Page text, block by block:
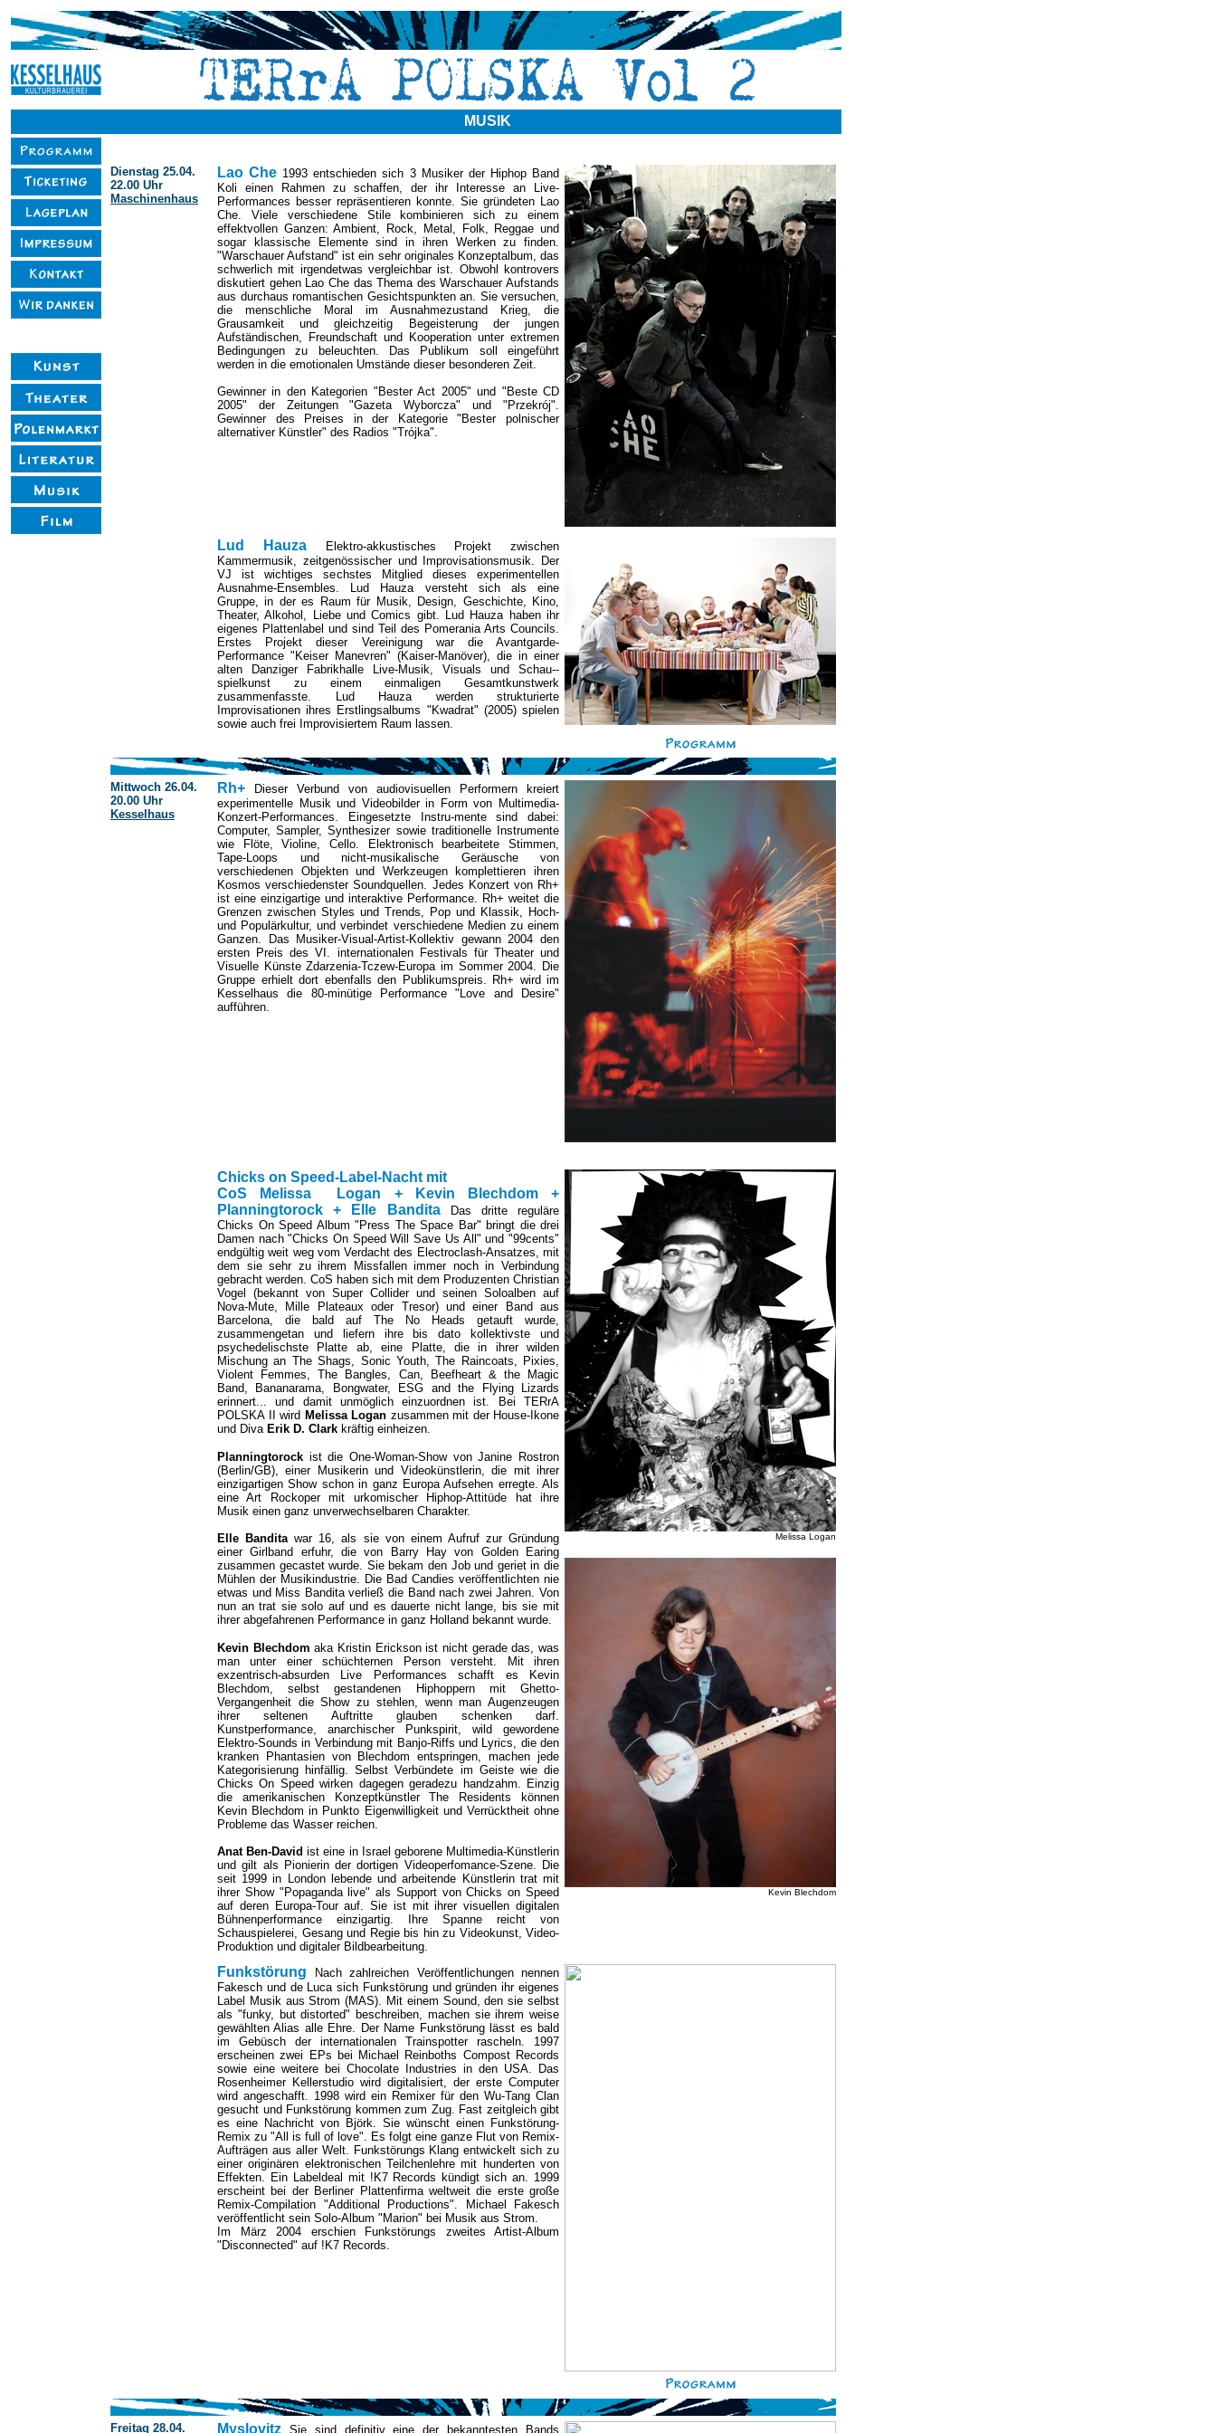
MUSIK
Dienstag 25.04.
22.00 Uhr
Maschinenhaus
Lao Che 1993 entschieden sich 3 Musiker der Hiphop Band
Koli einen Rahmen zu schaffen, der ihr Interesse an Live-
Performances besser repräsentieren konnte. Sie gründeten Lao
Che. Viele verschiedene Stile kombinieren sich zu einem
effektvollen Ganzen: Ambient, Rock, Metal, Folk, Reggae und
sogar klassische Elemente sind in ihren Werken zu finden.
"Warschauer Aufstand" ist ein sehr originales Konzeptalbum, das
schwerlich mit irgendetwas vergleichbar ist. Obwohl kontrovers
diskutiert gehen Lao Che das Thema des Warschauer Aufstands
aus durchaus romantischen Gesichtspunkten an. Sie versuchen,
die menschliche Moral im Ausnahmezustand Krieg, die
Grausamkeit und gleichzeitig Begeisterung der jungen
Aufständischen, Freundschaft und Kooperation unter extremen
Bedingungen zu beleuchten. Das Publikum soll eingeführt
werden in die emotionalen Umstände dieser besonderen Zeit.
Gewinner in den Kategorien "Bester Act 2005" und "Beste CD
2005" der Zeitungen "Gazeta Wyborcza" und "Przekrój".
Gewinner des Preises in der Kategorie "Bester polnischer
alternativer Künstler" des Radios "Trójka".
Lud HauzaElektro-akkustisches Projekt zwischen
Kammermusik, zeitgenössischer und Improvisationsmusik. Der
VJ ist wichtiges sechstes Mitglied dieses experimentellen
Ausnahme-Ensembles. Lud Hauza versteht sich als eine
Gruppe, in der es Raum für Musik, Design, Geschichte, Kino,
Theater, Alkohol, Liebe und Comics gibt. Lud Hauza haben ihr
eigenes Plattenlabel und sind Teil des Pomerania Arts Councils.
Erstes Projekt dieser Vereinigung war die Avantgarde-
Performance "Keiser Manevren" (Kaiser-Manöver), die in einer
alten Danziger Fabrikhalle Live-Musik, Visuals und Schau--
spielkunst zu einem einmaligen Gesamtkunstwerk
zusammenfasste. Lud Hauza werden strukturierte
Improvisationen ihres Erstlingsalbums "Kwadrat" (2005) spielen
sowie auch frei Improvisiertem Raum lassen.
Mittwoch 26.04.
20.00 Uhr
Kesselhaus
R h+ Dieser Verbund von audiovisuellen Performern kreiert
experimentelle Musik und Videobilder in Form von Multimedia-
Konzert-Performances. Eingesetzte Instru-mente sind dabei:
Computer, Sampler, Synthesizer sowie traditionelle Instrumente
wie Flöte, Violine, Cello. Elektronisch bearbeitete Stimmen,
Tape-Loops und nicht-musikalische Geräusche von
verschiedenen Objekten und Werkzeugen komplettieren ihren
Kosmos verschiedenster Soundquellen. Jedes Konzert von Rh+
ist eine einzigartige und interaktive Performance. Rh+ weitet die
Grenzen zwischen Styles und Trends, Pop und Klassik, Hoch-
und Populärkultur, und verbindet verschiedene Medien zu einem
Ganzen. Das Musiker-Visual-Artist-Kollektiv gewann 2004 den
ersten Preis des VI. internationalen Festivals für Theater und
Visuelle Künste Zdarzenia-Tczew-Europa im Sommer 2004. Die
Gruppe erhielt dort ebenfalls den Publikumspreis. Rh+ wird im
Kesselhaus die 80-minütige Performance "Love and Desire"
aufführen.
Chicks on Speed-Label-Nacht mit
CoS Melissa Logan + Kevin Blechdom +
Planningtorock + Elle BanditaDas dritte reguläre
Chicks On Speed Album "Press The Space Bar" bringt die drei
Damen nach "Chicks On Speed Will Save Us All" und "99cents"
endgültig weit weg vom Verdacht des Electroclash-Ansatzes, mit
dem sie sehr zu ihrem Missfallen immer noch in Verbindung
gebracht werden. CoS haben sich mit dem Produzenten Christian
Vogel (bekannt von Super Collider und seinen Soloalben auf
Nova-Mute, Mille Plateaux oder Tresor) und einer Band aus
Barcelona, die bald auf The No Heads getauft wurde,
zusammengetan und liefern ihre bis dato kollektivste und
psychedelischste Platte ab, eine Platte, die in ihrer wilden
Mischung an The Shags, Sonic Youth, The Raincoats, Pixies,
Violent Femmes, The Bangles, Can, Beefheart & the Magic
Band, Bananarama, Bongwater, ESG and the Flying Lizards
erinnert... und damit unmöglich einzuordnen ist. Bei TERrA
POLSKA II wird Melissa Logan zusammen mit der House-Ikone
und Diva Erik D. Clark kräftig einheizen.
Planningtorock ist die One-Woman-Show von Janine Rostron
(Berlin/GB), einer Musikerin und Videokünstlerin, die mit ihrer
einzigartigen Show schon in ganz Europa Aufsehen erregte. Als
eine Art Rockoper mit urkomischer Hiphop-Attitüde hat ihre
Musik einen ganz unverwechselbaren Charakter.
Elle Banditawar 16, als sie von einem Aufruf zur Gründung
einer Girlband erfuhr, die von Barry Hay von Golden Earing
zusammen gecastet wurde. Sie bekam den Job und geriet in die
Mühlen der Musikindustrie. Die Bad Candies veröffentlichten nie
etwas und Miss Bandita verließ die Band nach zwei Jahren. Von
nun an trat sie solo auf und es dauerte nicht lange, bis sie mit
ihrer abgefahrenen Performance in ganz Holland bekannt wurde.
Kevin Blechdom aka Kristin Erickson ist nicht gerade das, was
man unter einer schüchternen Person versteht. Mit ihren
exzentrisch-absurden Live Performances schafft es Kevin
Blechdom, selbst gestandenen Hiphoppern mit Ghetto-
Vergangenheit die Show zu stehlen, wenn man Augenzeugen
ihrer seltenen Auftritte glauben schenken darf.
Kunstperformance, anarchischer Punkspirit, wild gewordene
Elektro-Sounds in Verbindung mit Banjo-Riffs und Lyrics, die den
kranken Phantasien von Blechdom entspringen, machen jede
Kategorisierung hinfällig. Selbst Verbündete im Geiste wie die
Chicks On Speed wirken dagegen geradezu handzahm. Einzig
die amerikanischen Konzeptkünstler The Residents können
Kevin Blechdom in Punkto Eigenwilligkeit und Verrücktheit ohne
Probleme das Wasser reichen.
Anat Ben-David ist eine in Israel geborene Multimedia-Künstlerin
und gilt als Pionierin der dortigen Videoperfomance-Szene. Die
seit 1999 in London lebende und arbeitende Künstlerin trat mit
ihrer Show "Popaganda live" als Support von Chicks on Speed
auf deren Europa-Tour auf. Sie ist mit ihrer visuellen digitalen
Bühnenperformance einzigartig. Ihre Spanne reicht von
Schauspielerei, Gesang und Regie bis hin zu Videokunst, Video-
Produktion und digitaler Bildbearbeitung.
Melissa Logan
Kevin Blechdom
Funkstörung Nach zahlreichen Veröffentlichungen nennen
Fakesch und de Luca sich Funkstörung und gründen ihr eigenes
Label Musik aus Strom (MAS). Mit einem Sound, den sie selbst
als "funky, but distorted" beschreiben, machen sie ihrem weise
gewählten Alias alle Ehre. Der Name Funkstörung lässt es bald
im Gebüsch der internationalen Trainspotter rascheln. 1997
erscheinen zwei EPs bei Michael Reinboths Compost Records
sowie eine weitere bei Chocolate Industries in den USA. Das
Rosenheimer Kellerstudio wird digitalisiert, der erste Computer
wird angeschafft. 1998 wird ein Remixer für den Wu-Tang Clan
gesucht und Funkstörung kommen zum Zug. Fast zeitgleich gibt
es eine Nachricht von Björk. Sie wünscht einen Funkstörung-
Remix zu "All is full of love". Es folgt eine ganze Flut von Remix-
Aufträgen aus aller Welt. Funkstörungs Klang entwickelt sich zu
einer originären elektronischen Teilchenlehre mit hunderten von
Effekten. Ein Labeldeal mit !K7 Records kündigt sich an. 1999
erscheint bei der Berliner Plattenfirma weltweit die erste große
Remix-Compilation "Additional Productions". Michael Fakesch
veröffentlicht sein Solo-Album "Marion" bei Musik aus Strom.
Im März 2004 erschien Funkstörungs zweites Artist-Album
"Disconnected" auf !K7 Records.
Freitag 28.04.
Myslovitz Sie sind definitiv eine der bekanntesten Bands